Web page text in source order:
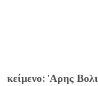
κείμενο: 'Αρης